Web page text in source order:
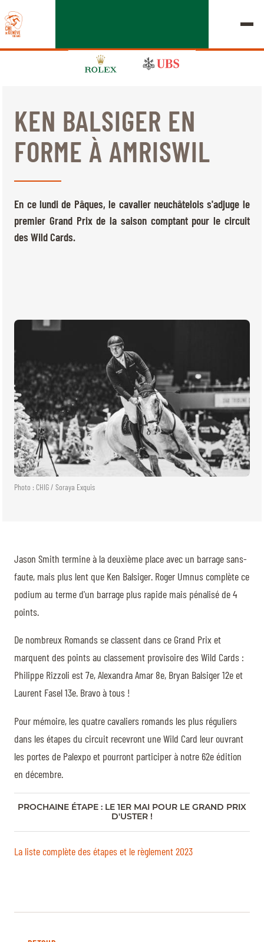
ÉDITION 2026
LE CHIG
MULTIMÉDIA
LIENS RAPIDES
ACCUEIL
EXPOSANTS
Jeudi, 17 Septembre 2026
Photo : CHIG / Soraya Exquis
KEN BALSIGER EN
FORME À AMRISWIL
En ce lundi de Pâques, le cavalier neuchâtelois s'adjuge le
premier Grand Prix de la saison comptant pour le circuit
des Wild Cards.
Jason Smith termine à la deuxième place avec un barrage sans-
faute, mais plus lent que Ken Balsiger. Roger Umnus complète ce
podium au terme d'un barrage plus rapide mais pénalisé de 4
points.
De nombreux Romands se classent dans ce Grand Prix et
marquent des points au classement provisoire des Wild Cards :
Philippe Rizzoli est 7e, Alexandra Amar 8e, Bryan Balsiger 12e et
Laurent Fasel 13e. Bravo à tous !
Pour mémoire, les quatre cavaliers romands les plus réguliers
dans les étapes du circuit recevront une Wild Card leur ouvrant
les portes de Palexpo et pourront participer à notre 62e édition
en décembre.
PROCHAINE ÉTAPE : LE 1ER MAI POUR LE GRAND PRIX
D'USTER !
La liste complète des étapes et le règlement 2023